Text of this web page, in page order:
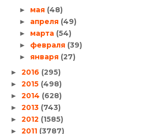
► мая (48)
► апреля (49)
► марта (54)
► февраля (39)
► января (27)
► 2016 (295)
► 2015 (498)
► 2014 (628)
► 2013 (743)
► 2012 (1585)
► 2011 (3787)